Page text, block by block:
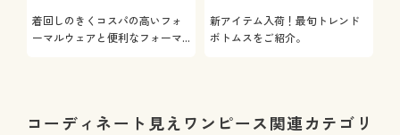
着回しのきくコスパの高いフォ
ーマルウェアと便利なフォーマ
新アイテム入荷！最旬トレンド
ボトムスをご紹介。
コーディネート見えワンピース関連カテゴリ